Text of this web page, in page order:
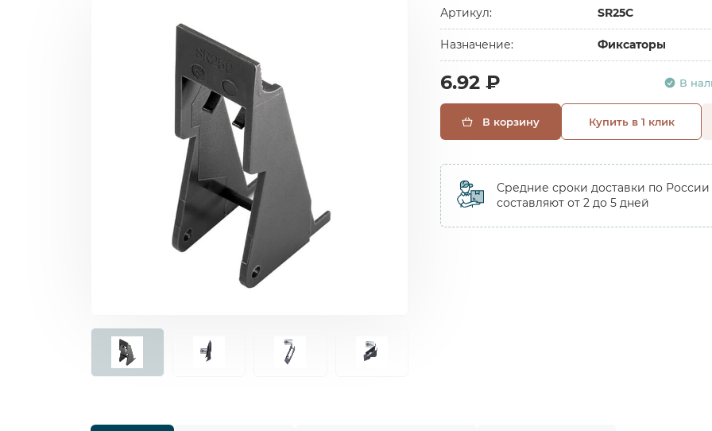
Артикул: SR25C
Назначение: Фиксаторы
6.92 ₽ В
В корзину Купить в 1 клик
Средние сроки доставки по России
составляют от 2 до 5 дней